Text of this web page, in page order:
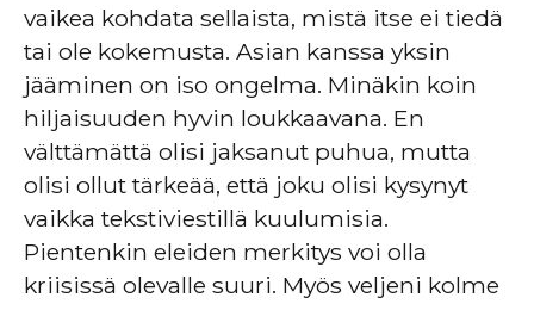
vaikea kohdata sellaista, mistä itse ei tiedä
tai ole kokemusta. Asian kanssa yksin
jääminen on iso ongelma. Minäkin koin
hiljaisuuden hyvin loukkaavana. En
välttämättä olisi jaksanut puhua, mutta
olisi ollut tärkeää, että joku olisi kysynyt
vaikka tekstiviestillä kuulumisia.
Pientenkin eleiden merkitys voi olla
kriisissä olevalle suuri. Myös veljeni kolme